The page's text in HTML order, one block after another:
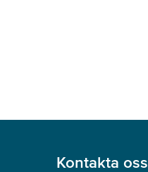
Kontakta oss